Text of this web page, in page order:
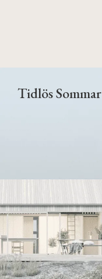
Tidlös Sommar